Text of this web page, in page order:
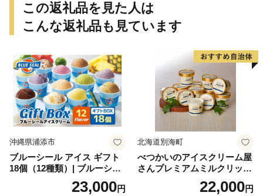
この返礼品を見た人は
こんな返礼品も見ています
沖縄県浦添市
ブルーシール アイス ギフト
18個（12種類）| ブルーシー
ルアイス ブルーシールアイ
スクリーム 着日指定可能 送
23,000円
北海道別海町
べつかいのアイスクリーム屋
さんプレミアムミルクリッチ
12個（AP-01）（ 北海道アイ
ス 北海道産アイス アイス ア
22,000円